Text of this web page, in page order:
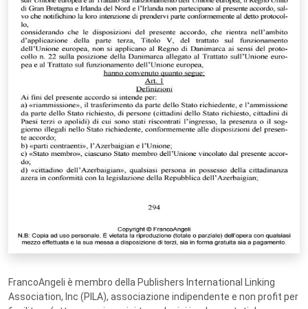
FrancoAngeli è membro della Publishers International Linking
Association, Inc (PILA), associazione indipendente e non profit per